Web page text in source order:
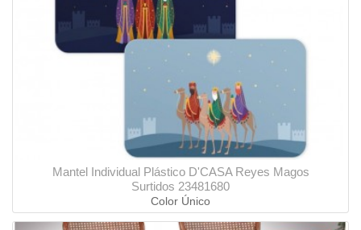
Mantel Individual Plástico D'CASA Reyes Magos
Surtidos 23481680
Color Único